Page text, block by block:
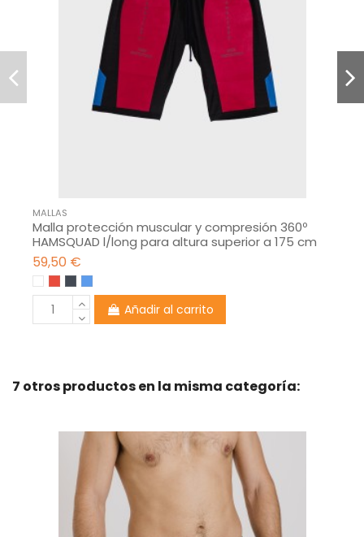
MALLAS
Malla protección muscular y compresión 360º
HAMSQUAD l/long para altura superior a 175 cm
59,50 €
Añadir al carrito
7 otros productos en la misma categoría: